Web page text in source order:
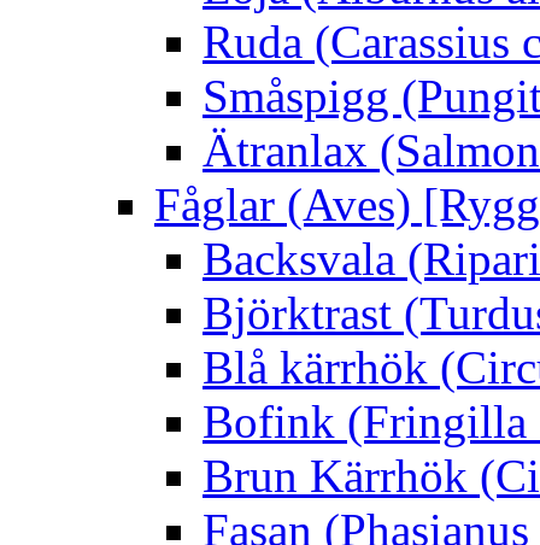
Ruda (Carassius
Småspigg
Ätranlax
Fåglar (Aves)
Backsvala
Björktrast
Blå kärrhök
Bofink (Fringilla
Brun Kärrhök
Fasan